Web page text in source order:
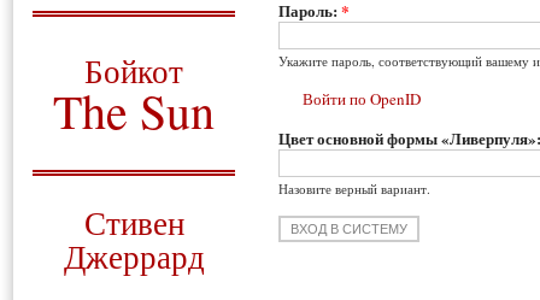
Бойкот
The Sun
Стивен
Джеррард
Пароль:*
Укажите пароль, соответствующий вашему
Войти по OpenID
Цвет основной формы «Ливерпуля»:
Назовите верный вариант.